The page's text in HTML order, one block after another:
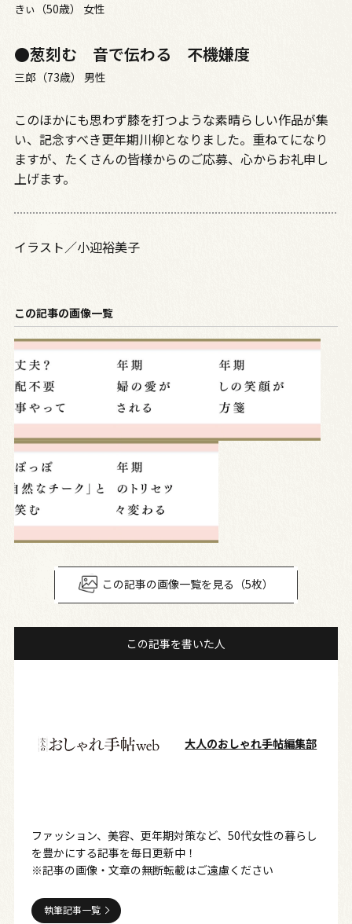
きぃ（50歳） 女性
●葱刻む 音で伝わる 不機嫌度
三郎（73歳） 男性
このほかにも思わず膝を打つような素晴らしい作品が集
い、記念すべき更年期川柳となりました。重ねてになり
ますが、たくさんの皆様からのご応募、心からお礼申し
上げます。
イラスト／小迎裕美子
この記事の画像一覧
この記事の画像一覧を見る（5枚）
この記事を書いた人
大人のおしゃれ手帖編集部
ファッション、美容、更年期対策など、50代女性の暮らし
を豊かにする記事を毎日更新中！
※記事の画像・文章の無断転載はご遠慮ください
執筆記事一覧